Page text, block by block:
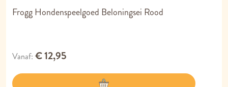
Frogg Hondenspeelgoed Beloningsei Rood
Vanaf € 12,95